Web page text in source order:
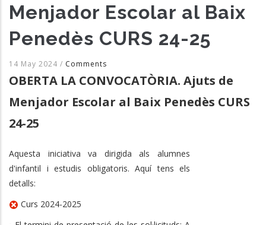
Menjador Escolar al Baix
Penedès CURS 24-25
14 May 2024 / Comments
OBERTA LA CONVOCATÒRIA. Ajuts de
Menjador Escolar al Baix Penedès CURS
24-25
Aquesta iniciativa va dirigida als alumnes
d'infantil i estudis obligatoris. Aquí tens els
detalls:
Curs 2024-2025